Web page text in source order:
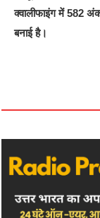
क्वालीफाइंग में 582
बनाई है।